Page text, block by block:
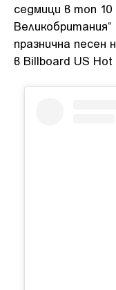
седмици в топ
Великобритания“
празнична песен
в Billboard US Hot